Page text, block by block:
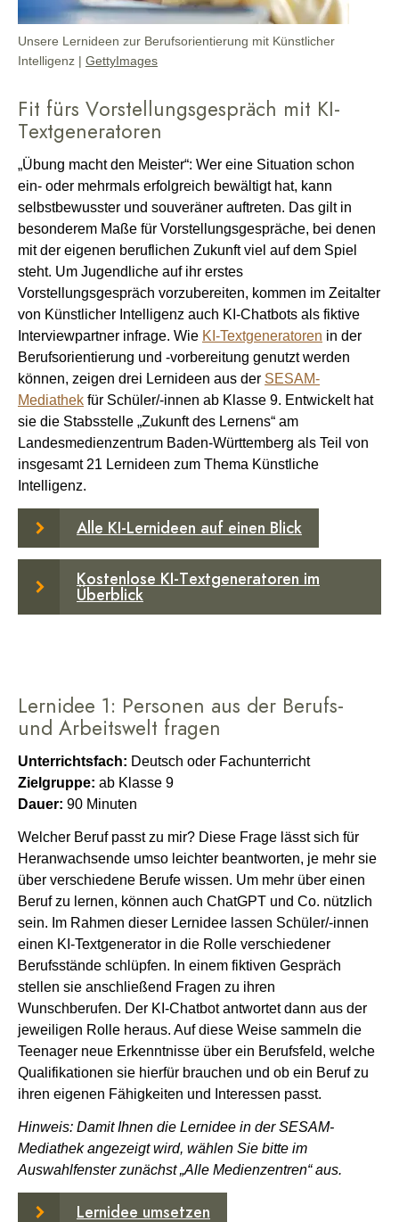
Unsere Lernideen zur Berufsorientierung mit Künstlicher
Intelligenz | GettyImages
Fit fürs Vorstellungsgespräch mit KI-
Textgeneratoren
„Übung macht den Meister“: Wer eine Situation schon
ein- oder mehrmals erfolgreich bewältigt hat, kann
selbstbewusster und souveräner auftreten. Das gilt in
besonderem Maße für Vorstellungsgespräche, bei denen
mit der eigenen beruflichen Zukunft viel auf dem Spiel
steht. Um Jugendliche auf ihr erstes
Vorstellungsgespräch vorzubereiten, kommen im Zeitalter
von Künstlicher Intelligenz auch KI-Chatbots als fiktive
Interviewpartner infrage. Wie KI-Textgeneratoren in der
Berufsorientierung und -vorbereitung genutzt werden
können, zeigen drei Lernideen aus der SESAM-
Mediathek für Schüler/-innen ab Klasse 9. Entwickelt hat
sie die Stabsstelle „Zukunft des Lernens“ am
Landesmedienzentrum Baden-Württemberg als Teil von
insgesamt 21 Lernideen zum Thema Künstliche
Intelligenz.
Alle KI-Lernideen auf einen Blick
Kostenlose KI-Textgeneratoren im
Überblick
Lernidee 1: Personen aus der Berufs-
und Arbeitswelt fragen
Unterrichtsfach: Deutsch oder Fachunterricht
Zielgruppe: ab Klasse 9
Dauer: 90 Minuten
Welcher Beruf passt zu mir? Diese Frage lässt sich für
Heranwachsende umso leichter beantworten, je mehr sie
über verschiedene Berufe wissen. Um mehr über einen
Beruf zu lernen, können auch ChatGPT und Co. nützlich
sein. Im Rahmen dieser Lernidee lassen Schüler/-innen
einen KI-Textgenerator in die Rolle verschiedener
Berufsstände schlüpfen. In einem fiktiven Gespräch
stellen sie anschließend Fragen zu ihren
Wunschberufen. Der KI-Chatbot antwortet dann aus der
jeweiligen Rolle heraus. Auf diese Weise sammeln die
Teenager neue Erkenntnisse über ein Berufsfeld, welche
Qualifikationen sie hierfür brauchen und ob ein Beruf zu
ihren eigenen Fähigkeiten und Interessen passt.
Hinweis: Damit Ihnen die Lernidee in der SESAM-
Mediathek angezeigt wird, wählen Sie bitte im
Auswahlfenster zunächst „Alle Medienzentren“ aus.
Lernidee umsetzen